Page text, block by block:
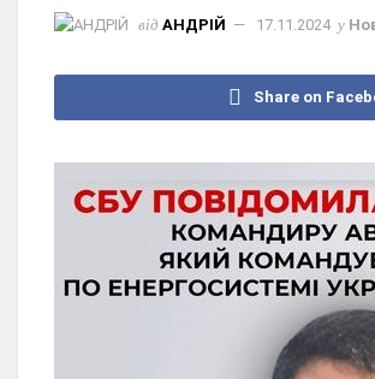
від АНДРІЙ 17.11.2024 у
Share on